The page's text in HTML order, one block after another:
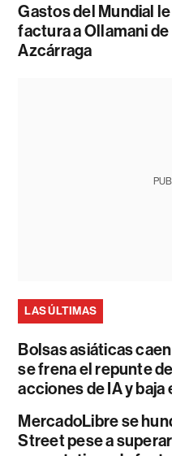
Gastos del Mundial
factura a Ollamani
Azcárraga
LAS ÚLTIMAS
Bolsas asiáticas
se frena el repunte
acciones de IA y
MercadoLibre se
Street pese a superar